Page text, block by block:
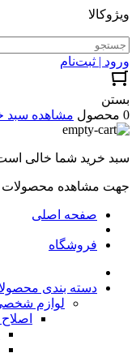
ویژوکالا
ورود | ثبت‌نام
بستن
0 محصول
مشاهده سبد
سبد خرید شما خالی
جهت مشاهده محصولات
صفحه اصلی
فروشگاه
دسته بندی
لوازم